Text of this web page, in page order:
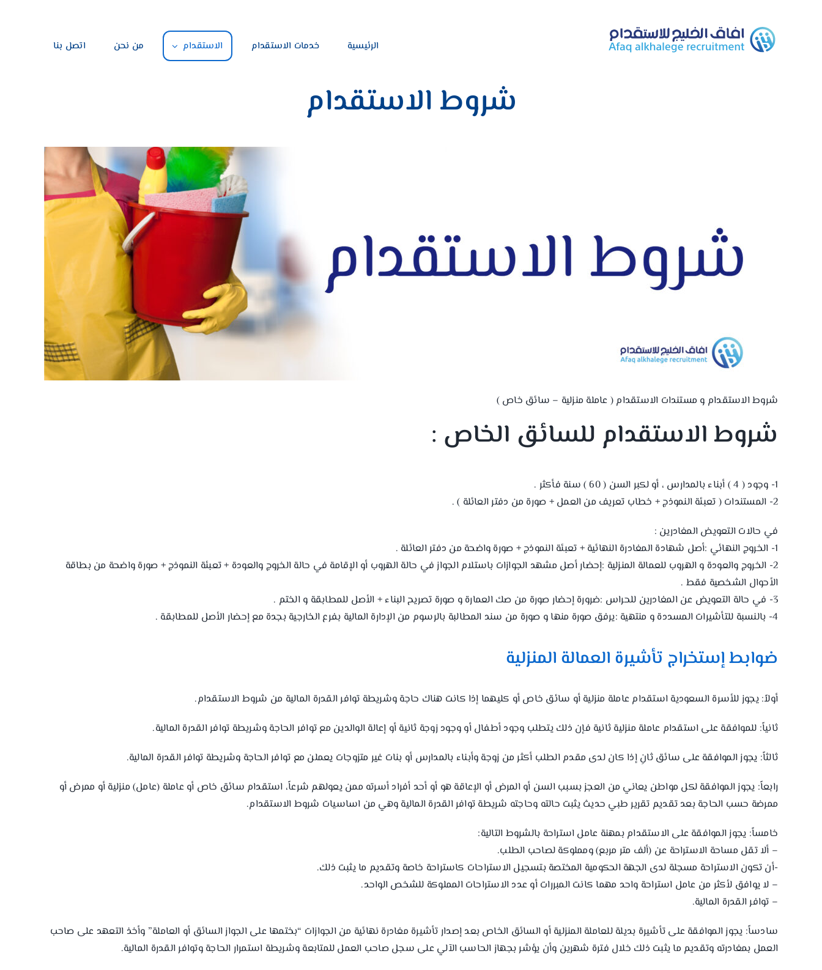
الرئيسية خدمات الاستقدام الاستقدام من نحن اتصل بنا
شروط الاستقدام
شروط الاستقدام و مستندات الاستقدام ( عاملة منزلية – سائق خاص )
شروط الاستقدام للسائق الخاص :
1- وجود ( 4 ) أبناء بالمدارس ، أو لكبر السن ( 60 ) سنة فأكثر .
2- المستندات ( تعبئة النموذج + خطاب تعريف من العمل + صورة من دفتر العائلة ) .
في حالات التعويض المغادرين :
1- الخروج النهائي :أصل شهادة المغادرة النهائية + تعبئة النموذج + صورة واضحة من دفتر العائلة .
2- الخروج والعودة و الهروب للعمالة المنزلية :إحضار أصل مشهد الجوازات باستلام الجواز في حالة الهروب أو الإقامة في حالة الخروج والعودة + تعبئة النموذج + صورة واضحة من بطاقة
الأحوال الشخصية فقط .
3- في حالة التعويض عن المغادرين للحراس :ضرورة إحضار صورة من صك العمارة و صورة تصريح البناء + الأصل للمطابقة و الختم .
4- بالنسبة للتأشيرات المسددة و منتهية :يرفق صورة منها و صورة من سند المطالبة بالرسوم من الإدارة المالية بفرع الخارجية بجدة مع إحضار الأصل للمطابقة .
ضوابط إستخراج تأشيرة العمالة المنزلية
أولاً: يجوز للأسرة السعودية استقدام عاملة منزلية أو سائق خاص أو كليهما إذا كانت هناك حاجة وشريطة توافر القدرة المالية من شروط الاستقدام.
ثانياً: للموافقة على استقدام عاملة منزلية ثانية فإن ذلك يتطلب وجود أطفال أو وجود زوجة ثانية أو إعالة الوالدين مع توافر الحاجة وشريطة توافر القدرة المالية.
ثالثاً: يجوز الموافقة على سائق ثانِ إذا كان لدى مقدم الطلب أكثر من زوجة وأبناء بالمدارس أو بنات غير متزوجات يعملن مع توافر الحاجة وشريطة توافر القدرة المالية.
رابعاً: يجوز الموافقة لكل مواطن يعاني من العجز بسبب السن أو المرض أو الإعاقة هو أو أحد أفراد أسرته ممن يعولهم شرعاً، استقدام سائق خاص أو عاملة (عامل) منزلية أو ممرض أو
ممرضة حسب الحاجة بعد تقديم تقرير طبي حديث يثبت حالته وحاجته شريطة توافر القدرة المالية وهي من اساسيات شروط الاستقدام.
خامساً: يجوز الموافقة على الاستقدام بمهنة عامل استراحة بالشروط التالية:
– ألا تقل مساحة الاستراحة عن (ألف متر مربع) ومملوكة لصاحب الطلب.
-أن تكون الاستراحة مسجلة لدى الجهة الحكومية المختصة بتسجيل الاستراحات كاستراحة خاصة وتقديم ما يثبت ذلك.
– لا يوافق لأكثر من عامل استراحة واحد مهما كانت المبررات أو عدد الاستراحات المملوكة للشخص الواحد.
– توافر القدرة المالية.
سادساً: يجوز الموافقة على تأشيرة بديلة للعاملة المنزلية أو السائق الخاص بعد إصدار تأشيرة مغادرة نهائية من الجوازات “بختمها على الجواز السائق أو العاملة” وأخذ التعهد على صاحب
العمل بمغادرته وتقديم ما يثبت ذلك خلال فترة شهرين وأن يؤشر بجهاز الحاسب الآلي على سجل صاحب العمل للمتابعة وشريطة استمرار الحاجة وتوافر القدرة المالية.